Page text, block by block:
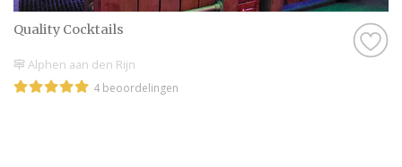
Quality Cocktails
Alphen aan den Rijn
4 beoordelingen